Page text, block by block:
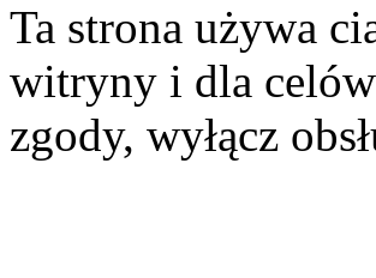
Ta strona używa
witryny i dla celów
zgody, wyłącz